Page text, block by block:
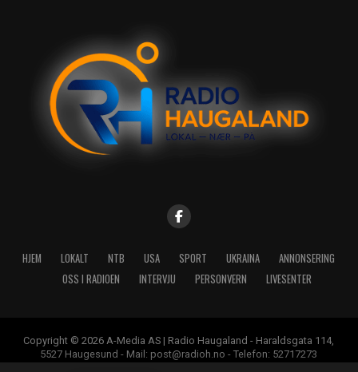
HJEM LOKALT NTB USA SPORT UKRAINA
ANNONSERING
OSS I RADIOEN
INTERVJU PERSONVERN LIVESENTER
Copyright © 2026 A-Media AS | Radio Haugaland - Haraldsgata 114,
5527 Haugesund - Mail: post@radioh.no - Telefon: 52717273